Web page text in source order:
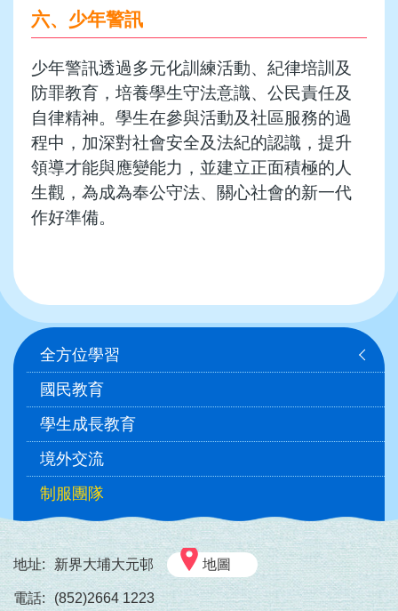
六、少年警訊
少年警訊透過多元化訓練活動、紀律培訓及
防罪教育，培養學生守法意識、公民責任及
自律精神。學生在參與活動及社區服務的過
程中，加深對社會安全及法紀的認識，提升
領導才能與應變能力，並建立正面積極的人
生觀，為成為奉公守法、關心社會的新一代
作好準備。
Main
navigation
全方位學習
國民教育
學生成長教育
境外交流
制服團隊
地址: 新界大埔大元邨 地圖
電話: (852)2664 1223